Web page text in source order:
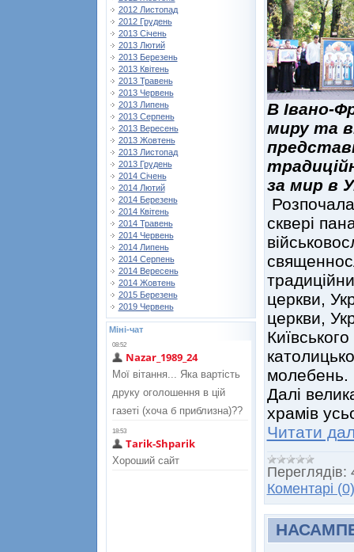
2012 Листопад
2012 Грудень
2013 Січень
2013 Лютий
2013 Березень
2013 Квітень
2013 Травень
2013 Червень
2013 Липень
2013 Серпень
2013 Вересень
2013 Жовтень
2013 Листопад
2013 Грудень
2014 Січень
2014 Лютий
2014 Березень
2014 Квітень
2014 Травень
2014 Червень
2014 Липень
2014 Серпень
2014 Вересень
2014 Жовтень
2015 Березень
2019 Червень
Міні-чат
В Івано-
миру та
за мир в
сквері
церкви,
церкви,
молебень.
Далі
храмів
Читати
Переглядів:
Коментарі (0)